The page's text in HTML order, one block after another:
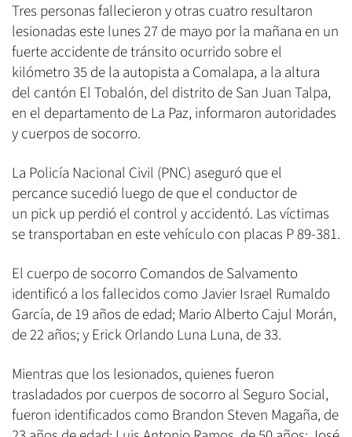
Tres personas fallecieron y otras cuatro resultaron
lesionadas este lunes 27 de mayo por la mañana en un
fuerte accidente de tránsito ocurrido sobre el
kilómetro 35 de la autopista a Comalapa, a la altura
del cantón El Tobalón, del distrito de San Juan Talpa,
en el departamento de La Paz, informaron autoridades
y cuerpos de socorro.
La Policía Nacional Civil (PNC) aseguró que el
percance sucedió luego de que el conductor de
un pick up perdió el control y accidentó. Las víctimas
se transportaban en este vehículo con placas P 89-381.
El cuerpo de socorro Comandos de Salvamento
identificó a los fallecidos como Javier Israel Rumaldo
García, de 19 años de edad; Mario Alberto Cajul Morán,
de 22 años; y Erick Orlando Luna Luna, de 33.
Mientras que los lesionados, quienes fueron
trasladados por cuerpos de socorro al Seguro Social,
fueron identificados como Brandon Steven Magaña, de